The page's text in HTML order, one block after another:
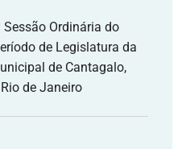
Sessão Ordinária do
de Legislatura da
de Cantagalo,
de Janeiro